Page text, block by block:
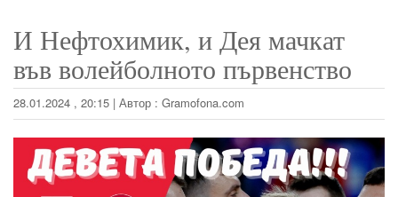
И Нефтохимик, и Дея мачкат
във волейболното първенство
28.01.2024 , 20:15 | Автор : Gramofona.com